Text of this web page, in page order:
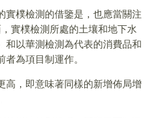
實樸檢測的借鑒是，也應當關注
實樸檢測所處的土壤和地下水
和以華測檢測為代表的消費品和
為項目制運作。
高，即意味著同樣的新增佈局增